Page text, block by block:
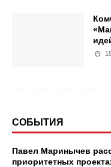
СОБЫТИЯ
Павел Маринычев
приоритетных